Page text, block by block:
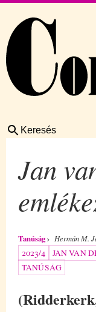
Keresés
Jan
Tanúság Hermán M.
2023/4 JAN VAN
TANÚSÁG